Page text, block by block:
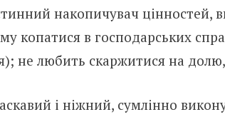
накопичувач цінностей,
копатися в господарських
не любить скаржитися на
і ніжний, сумлінно